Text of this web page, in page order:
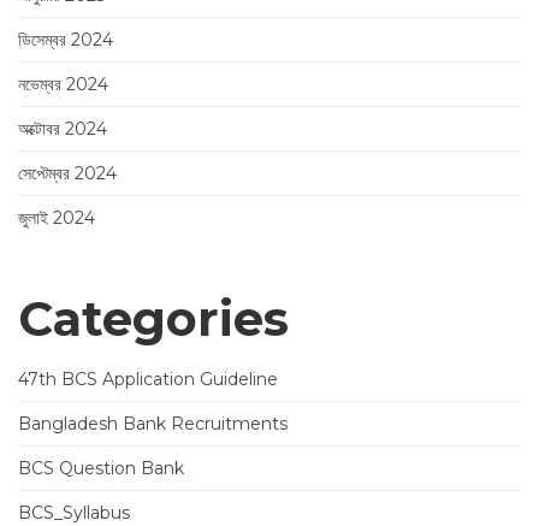
ডিসেম্বর 2024
নভেম্বর 2024
অক্টোবর 2024
সেপ্টেম্বর 2024
জুলাই 2024
Categories
47th BCS Application Guideline
Bangladesh Bank Recruitments
BCS Question Bank
BCS_Syllabus